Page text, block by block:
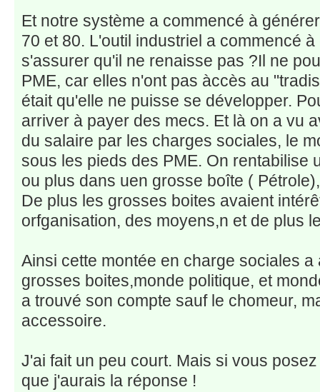
Et notre système a commencé à
70 et 80. L'outil industriel a commencé
s'assurer qu'il ne renaisse pas ?Il ne
PME, car elles n'ont pas àccès au
était qu'elle ne puisse se développer.
arriver à payer des mecs. Et là on a vu
du salaire par les charges sociales, le
sous les pieds des PME. On rentabilise
ou plus dans uen grosse boîte (
De plus les grosses boites avaient
orfganisation, des moyens,n et de plus
Ainsi cette montée en charge sociales
grosses boites,monde politique, et
a trouvé son compte sauf le chomeur,
accessoire.
J'ai fait un peu court. Mais si vous
que j'aurais la réponse !